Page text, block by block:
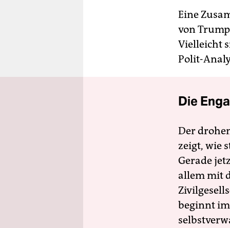
Eine
von
Vielleicht
Polit-
Die
Der
zeigt, wie
Gerade
allem mit
beginnt